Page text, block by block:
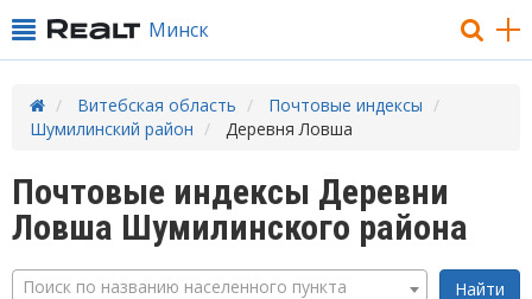
Минск
Витебская область
Почтовые индексы
Шумилинский район
Деревня Ловша
Почтовые индексы Деревни
Ловша Шумилинского района
Поиск по названию населенного пункта